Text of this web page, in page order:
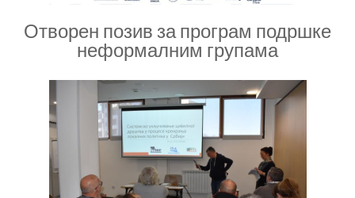
Отворен позив за програм подршке
неформалним групама